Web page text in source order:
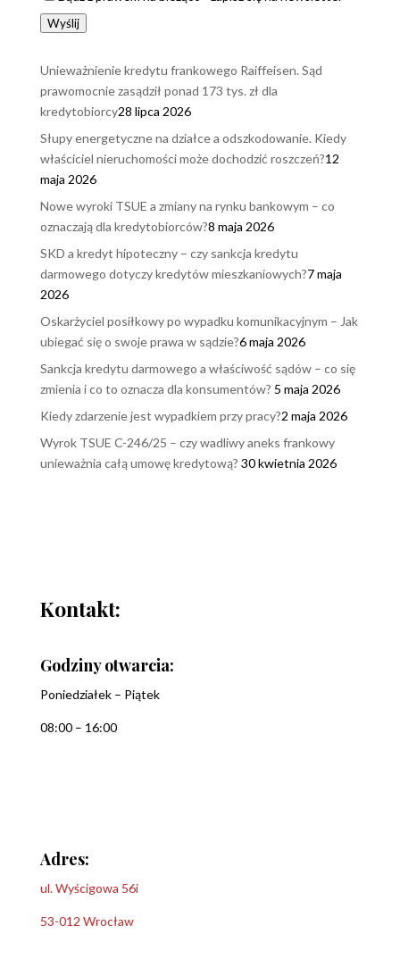
Wyślij
Unieważnienie kredytu frankowego Raiffeisen. Sąd
prawomocnie zasądził ponad 173 tys. zł dla
kredytobiorcy28 lipca 2026
Słupy energetyczne na działce a odszkodowanie. Kiedy
właściciel nieruchomości może dochodzić roszczeń?12
maja 2026
Nowe wyroki TSUE a zmiany na rynku bankowym – co
oznaczają dla kredytobiorców?8 maja 2026
SKD a kredyt hipoteczny – czy sankcja kredytu
darmowego dotyczy kredytów mieszkaniowych?7 maja
2026
Oskarżyciel posiłkowy po wypadku komunikacyjnym – Jak
ubiegać się o swoje prawa w sądzie?6 maja 2026
Sankcja kredytu darmowego a właściwość sądów – co się
zmienia i co to oznacza dla konsumentów? 5 maja 2026
Kiedy zdarzenie jest wypadkiem przy pracy?2 maja 2026
Wyrok TSUE C-246/25 – czy wadliwy aneks frankowy
unieważnia całą umowę kredytową? 30 kwietnia 2026
Kontakt:
Godziny otwarcia:
Poniedziałek – Piątek
08:00 – 16:00
Adres:
ul. Wyścigowa 56i
53-012 Wrocław